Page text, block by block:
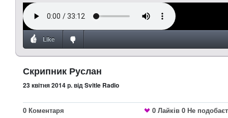
Like
Скрипник Руслан
23 квітня 2014 р.від Svitle Radio
0 Лайків 0 Не
0 Коментаря